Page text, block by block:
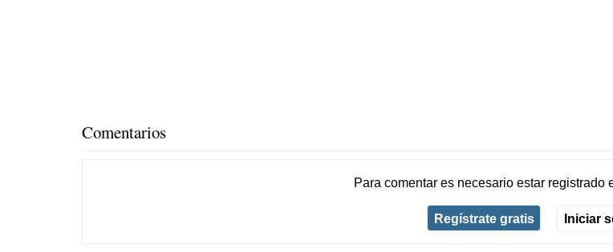
Comentarios
Para comentar es necesario estar registrado
Regístrate gratis Iniciar